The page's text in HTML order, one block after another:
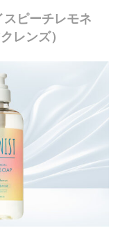
ピーチレモネ
レンズ）